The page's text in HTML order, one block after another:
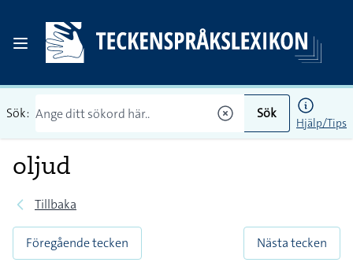
Sök: Sök
Hjälp/Tips
oljud
Tillbaka
Föregående tecken
Nästa tecken